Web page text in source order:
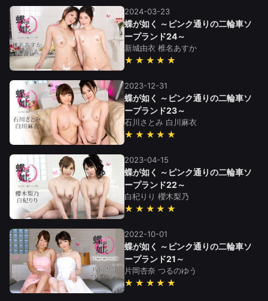
2024-03-23
蝶が如く ～ピンク通りの二輪車ソ
ープランド24～
新城由衣 椎名あすか
★★★★★
2023-12-31
蝶が如く ～ピンク通りの二輪車ソ
ープランド23～
石川さとみ 白川麻衣
★★★★★
2023-04-15
蝶が如く ～ピンク通りの二輪車ソ
ープランド22～
白杞りり 櫻木梨乃
★★★★★
2022-10-01
蝶が如く ～ピンク通りの二輪車ソ
ープランド21～
片岡杏奈 つるのゆう
★★★★★